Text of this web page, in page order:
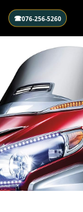
☎076-256-5260